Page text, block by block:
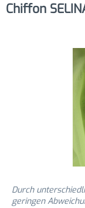
Chiffon
Durch
geringen